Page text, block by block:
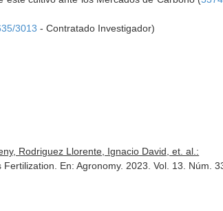
3013 - Contratado Investigador)
Rodriguez Llorente, Ignacio David, et. al.:
En: Agronomy. 2023. Vol. 13. Núm.